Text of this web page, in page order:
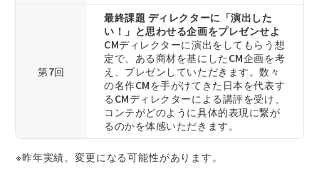
第7回
最終課題 ディレクターに「演出した
い！」と思わせる企画をプレゼンせよ
CMディレクターに演出をしてもらう想
定で、ある商材を基にしたCM企画を考
え、プレゼンしていただきます。数々
の名作CMを手がけてきた日本を代表す
るCMディレクターによる講評を受け、
コンテがどのように具体的表現に繋が
るのかを体感いただきます。
※昨年実績。変更になる可能性があります。